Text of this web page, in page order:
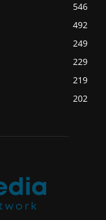
546
492
249
229
219
202